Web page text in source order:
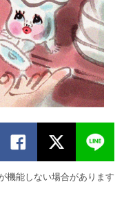
機能しない場合があります